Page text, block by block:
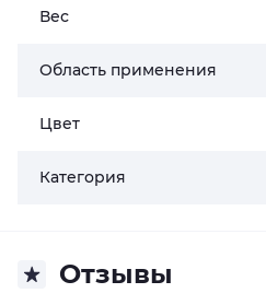
Вес
Область применения
Цвет
Категория
Отзывы